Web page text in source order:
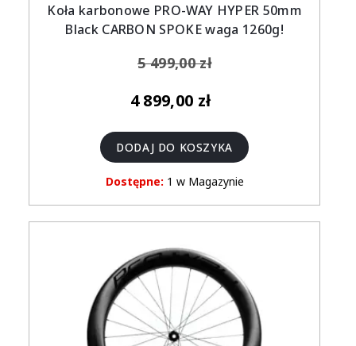
Koła karbonowe PRO-WAY HYPER 50mm
Black CARBON SPOKE waga 1260g!
5 499,00zł
Pierwotna
cena
wynosiła:
5
4 899,00 zł
wynosi:
4
DODAJ DO KOSZYKA
Dostępne: 1 w Magazynie